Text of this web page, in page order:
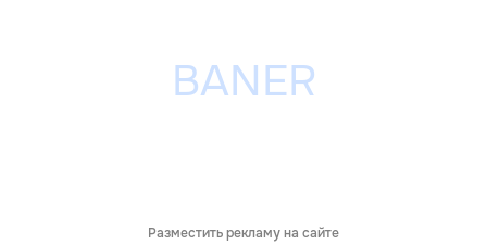
Разместить рекламу на сайте